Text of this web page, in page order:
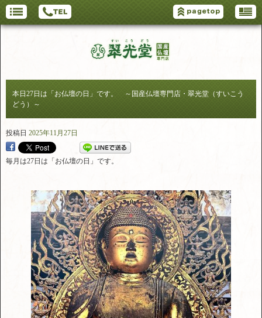
本日27日は「お仏壇の日」です。 ～国産仏壇専門店・翠光堂（すいこう
どう）～
投稿日 2025年11月27日
毎月は27日は「お仏壇の日」です。